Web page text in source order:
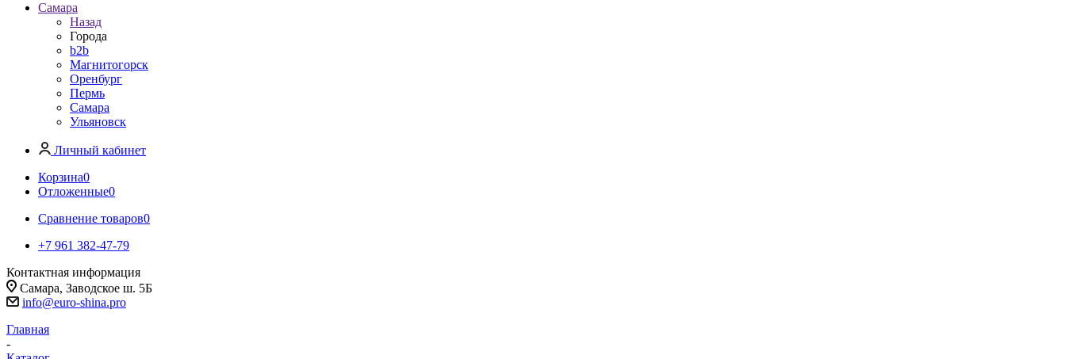
Самара
Назад
Города
b2b
Магнитогорск
Оренбург
Пермь
Самара
Ульяновск
Личный кабинет
Корзина0
Отложенные0
Сравнение товаров0
+7 961 382-47-79
Контактная информация
Самара, Заводское ш. 5Б
info@euro-shina.pro
Главная
-